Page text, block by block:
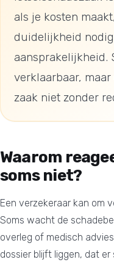
als je kosten
duidelijkheid
aansprakelijkheid.
verklaarbaar,
zaak niet zonder
Waarom
soms niet?
Een verzekeraar kan om
Soms wacht de
overleg of medisch
dossier blijft liggen, dat